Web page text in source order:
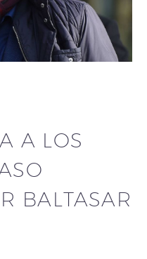
A LOS
BALTASAR